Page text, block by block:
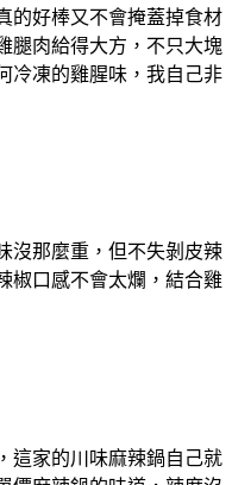
的好棒又不會掩蓋掉食材
腿肉給得大方，不只大塊
冷凍的雞腥味，我自己非
沒那麼重，但不失剝皮辣
椒口感不會太爛，結合雞
這家的川味麻辣鍋自己就